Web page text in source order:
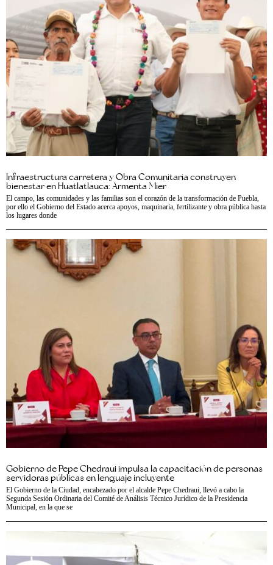
Infraestructura carretera y Obra Comunitaria construyen
bienestar en Huatlatlauca: Armenta Mier
El campo, las comunidades y las familias son el corazón de la transformación de Puebla,
por ello el Gobierno del Estado acerca apoyos, maquinaria, fertilizante y obra pública hasta
los lugares donde
Gobierno de Pepe Chedraui impulsa la capacitación de personas
servidoras públicas en lenguaje incluyente
El Gobierno de la Ciudad, encabezado por el alcalde Pepe Chedraui, llevó a cabo la
Segunda Sesión Ordinaria del Comité de Análisis Técnico Jurídico de la Presidencia
Municipal, en la que se